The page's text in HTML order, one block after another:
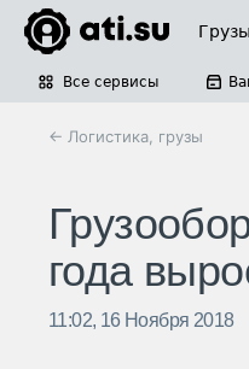
Грузы
Все сервисы
← Логистика, грузы
года
11:02, 16 Ноября 2018